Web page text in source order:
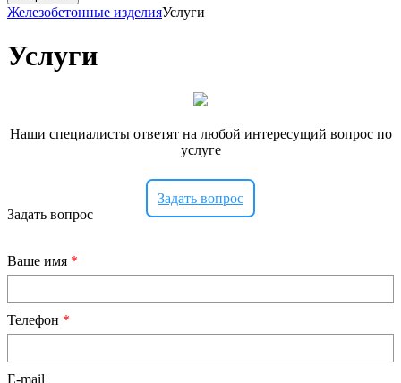
Железобетонные изделияУслуги
Услуги
Наши специалисты ответят на любой интересущий вопрос по
услуге
Задать вопрос
Задать вопрос
Ваше имя *
Телефон *
E-mail